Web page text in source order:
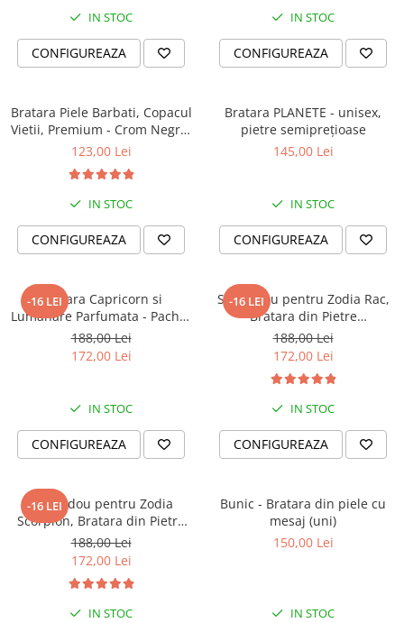
IN STOC
CONFIGUREAZA
IN STOC
CONFIGUREAZA
Bratara Piele Barbati, Copacul
Vietii, Premium - Crom Negru,
(classic)
123,00 Lei
IN STOC
CONFIGUREAZA
Bratara PLANETE - unisex,
pietre semiprețioase
145,00 Lei
IN STOC
CONFIGUREAZA
-16 LEI
Bratara Capricorn si
Lumanare Parfumata - Pachet
Cadou Zodie
188,00 Lei
172,00 Lei
IN STOC
CONFIGUREAZA
-16 LEI
Set Cadou pentru Zodia Rac,
Bratara din Pietre
Semipretioase si Lumanare
Parfumata
188,00 Lei
172,00 Lei
IN STOC
CONFIGUREAZA
-16 LEI
Set Cadou pentru Zodia
Scorpion, Bratara din Pietre
Semipretioase si Lumanare
Parfumata
188,00 Lei
172,00 Lei
IN STOC
Bunic - Bratara din piele cu
mesaj (uni)
150,00 Lei
IN STOC